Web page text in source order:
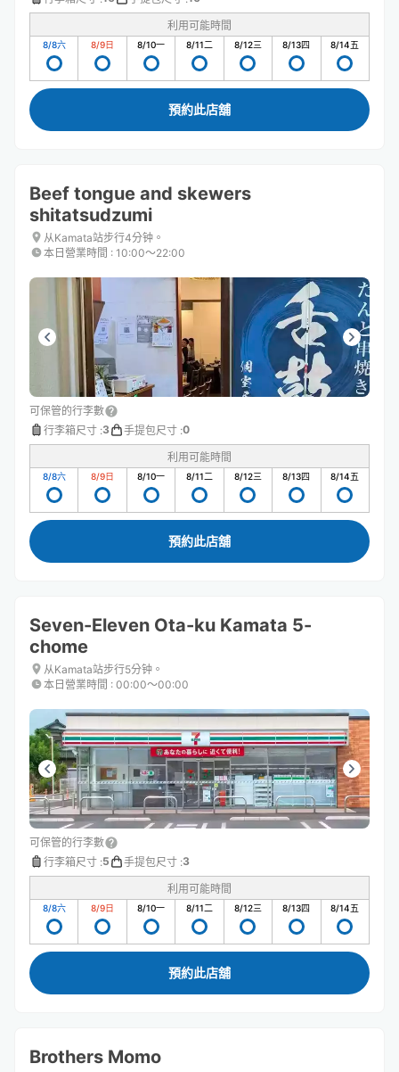
利用可能時間
8/8六 8/9日 8/10一 8/11二 8/12三 8/13四 8/14五
預約此店舖
Beef tongue and skewers
shitatsudzumi
从Kamata站步行4分钟。
本日營業時間 : 10:00〜22:00
可保管的行李數
行李箱尺寸 :3 手提包尺寸 :0
利用可能時間
8/8六 8/9日 8/10一 8/11二 8/12三 8/13四 8/14五
預約此店舖
Seven-Eleven Ota-ku Kamata 5-
chome
从Kamata站步行5分钟。
本日營業時間 : 00:00〜00:00
可保管的行李數
行李箱尺寸 :5 手提包尺寸 :3
利用可能時間
8/8六 8/9日 8/10一 8/11二 8/12三 8/13四 8/14五
預約此店舖
Brothers Momo